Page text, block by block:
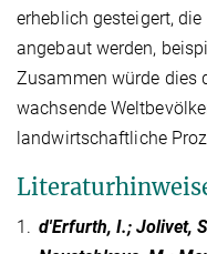
erheblich gesteigert,
angebaut werden,
Zusammen würde dies
wachsende
landwirtschaftliche
1. d'Erfurth, I.; Jolivet,